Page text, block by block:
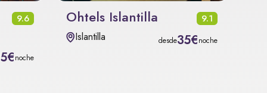
9.6
noche
Ohtels Islantilla 9.1
Islantilla desde35€noche